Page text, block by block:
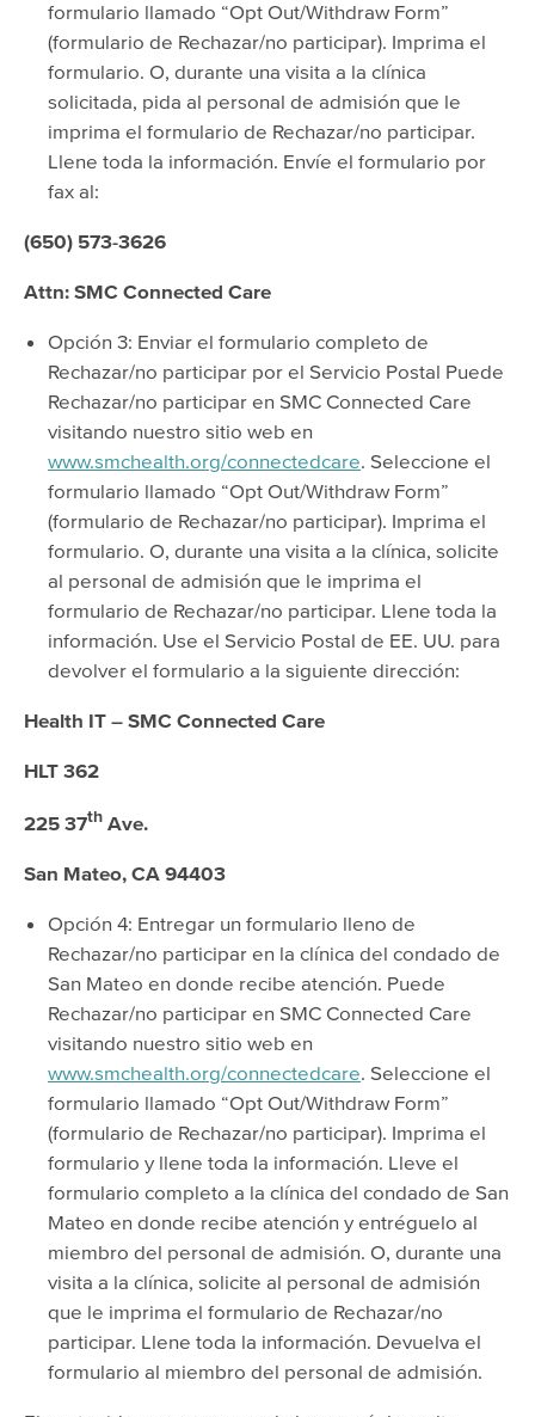
formulario llamado “Opt Out/Withdraw Form”
(formulario de Rechazar/no participar). Imprima el
formulario. O, durante una visita a la clínica
solicitada, pida al personal de admisión que le
imprima el formulario de Rechazar/no participar.
Llene toda la información. Envíe el formulario por
fax al:
(650) 573-3626
Attn: SMC Connected Care
Opción 3: Enviar el formulario completo de
Rechazar/no participar por el Servicio Postal Puede
Rechazar/no participar en SMC Connected Care
visitando nuestro sitio web en
www.smchealth.org/connectedcare . Seleccione el
formulario llamado “Opt Out/Withdraw Form”
(formulario de Rechazar/no participar). Imprima el
formulario. O, durante una visita a la clínica, solicite
al personal de admisión que le imprima el
formulario de Rechazar/no participar. Llene toda la
información. Use el Servicio Postal de EE. UU. para
devolver el formulario a la siguiente dirección:
Health IT – SMC Connected Care
HLT 362
225 37th Ave.
San Mateo, CA 94403
Opción 4: Entregar un formulario lleno de
Rechazar/no participar en la clínica del condado de
San Mateo en donde recibe atención. Puede
Rechazar/no participar en SMC Connected Care
visitando nuestro sitio web en
www.smchealth.org/connectedcare. Seleccione el
formulario llamado “Opt Out/Withdraw Form”
(formulario de Rechazar/no participar). Imprima el
formulario y llene toda la información. Lleve el
formulario completo a la clínica del condado de San
Mateo en donde recibe atención y entréguelo al
miembro del personal de admisión. O, durante una
visita a la clínica, solicite al personal de admisión
que le imprima el formulario de Rechazar/no
participar. Llene toda la información. Devuelva el
formulario al miembro del personal de admisión.